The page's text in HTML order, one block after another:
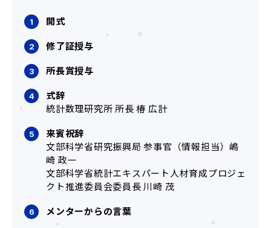
開式
修了証授与
所長賞授与
式辞
統計数理研究所 所長 椿 広計
来賓祝辞
文部科学省研究振興局 参事官（情報担当）嶋
崎 政一
文部科学省統計エキスパート人材育成プロジェ
クト推進委員会委員長 川崎 茂
メンターからの言葉